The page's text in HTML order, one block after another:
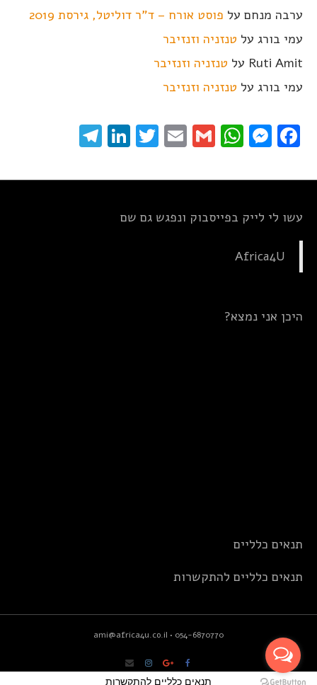
ערבה מנחם על פוסט אורח – ד"ר דוליטל, גירסת 2019
עמי בורג על טנזניה וזנזיבר
Ruti Amit על טנזניה וזנזיבר
עמי בורג על טנזניה וזנזיבר
Facebook
Messenger
WhatsApp
Gmail
Email
Twitter
LinkedIn
עשו לי לייק בפייסבוק ונפגש גם שם
Africa4U
היכן אני נמצא?
תנאים כלליים
תנאים כלליים להתקשרות
054-6870770
•
ami@africa4u.co.il
תנאים כלליים להתקשרות